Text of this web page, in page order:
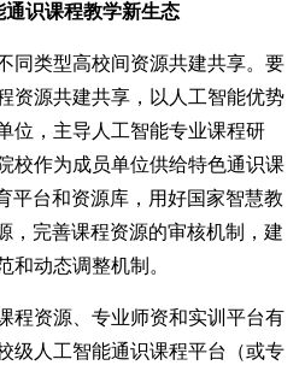
通识课程教学新生态
类型高校间资源共建共享。要
资源共建共享，以人工智能优势
位，主导人工智能专业课程研
校作为成员单位供给特色通识课
平台和资源库，用好国家智慧教
，完善课程资源的审核机制，建
和动态调整机制。
资源、专业师资和实训平台有
级人工智能通识课程平台（或专